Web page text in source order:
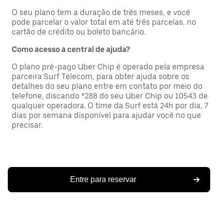
O seu plano tem a duração de três meses, e você
pode parcelar o valor total em até três parcelas, no
cartão de crédito ou boleto bancário.
Como acesso a central de ajuda?
O plano pré-pago Uber Chip é operado pela empresa
parceira Surf Telecom, para obter ajuda sobre os
detalhes do seu plano entre em contato por meio do
telefone, discando *288 do seu Uber Chip ou 10543 de
qualquer operadora. O time da Surf está 24h por dia, 7
dias por semana disponível para ajudar você no que
precisar.
Entre para reservar